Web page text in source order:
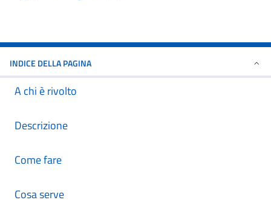
INDICE DELLA PAGINA
A chi è rivolto
Descrizione
Come fare
Cosa serve